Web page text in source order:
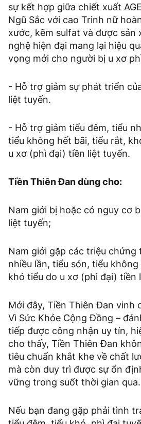
sự kết hợp giữa chiết xuất
Ngũ Sắc với cao Trinh nữ
xước, kẽm sulfat và được sản
nghệ hiện đại mang lại hiệu
vọng mới cho người bị u xơ
- Hỗ trợ giảm sự phát triển
liệt tuyến.
- Hỗ trợ giảm tiểu đêm, tiểu
tiểu không hết bãi, tiểu rắt,
u xơ (phì đại) tiền liệt tuyến.
Tiền Thiên Đan dùng cho:
Nam giới bị hoặc có nguy cơ
liệt tuyến;
Nam giới gặp các triệu chứng
nhiều lần, tiểu són, tiểu
khó tiểu do u xơ (phì đại) tiền
Mới đây, Tiền Thiên Đan vinh
Vì Sức Khỏe Cộng Đồng –
tiếp được công nhận uy tín,
cho thấy, Tiền Thiên Đan
tiêu chuẩn khắt khe về chất
mà còn duy trì được sự ổn
vững trong suốt thời gian qua.
Nếu bạn đang gặp phải tình